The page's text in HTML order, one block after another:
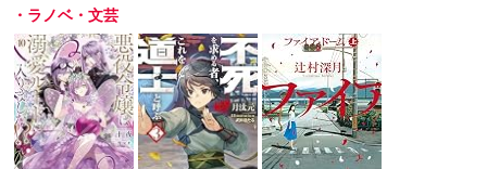
・ラノベ・文芸